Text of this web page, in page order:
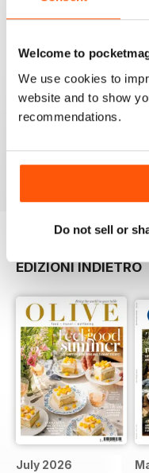
Welcome to
We use cookies to
website and to show
recommendations.
Do not sell or
LOVE IT
This is an fantastic
EDIZIONI INDIETRO
July 2026